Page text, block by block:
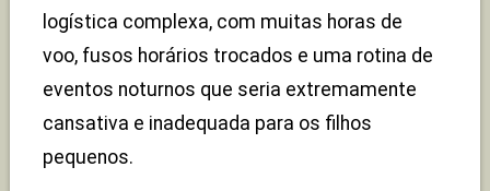
logística complexa, com muitas horas de
voo, fusos horários trocados e uma rotina de
eventos noturnos que seria extremamente
cansativa e inadequada para os filhos
pequenos.